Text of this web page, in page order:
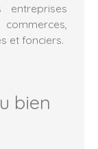
entreprises
et fonciers.
bien